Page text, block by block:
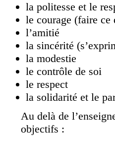
la politesse et le
le courage (faire ce
l’amitié
la sincérité
la modestie
le contrôle de soi
le respect
la solidarité et le
Au delà de
objectifs :